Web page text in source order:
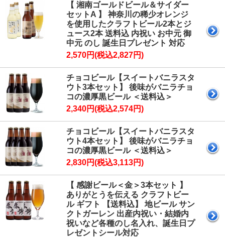
【 湘南ゴールドビール＆サイダー
セットA 】 神奈川の稀少オレンジ
を使用したクラフトビール2本とジ
ュース2本 送料込 内祝い お中元 御
中元 のし 誕生日プレゼント 対応
2,570円(税込2,827円)
チョコビール【スイートバニラスタ
ウト3本セット】 後味がバニラチョ
コの濃厚黒ビール ＜送料込＞
2,340円(税込2,574円)
チョコビール【スイートバニラスタ
ウト4本セット】 後味がバニラチョ
コの濃厚黒ビール ＜送料込＞
2,830円(税込3,113円)
【 感謝ビール＜金＞3本セット 】
ありがとうを伝える クラフトビー
ル ギフト 【送料込】 地ビール サン
クトガーレン 出産内祝い・結婚内
祝いなど各種のし名入れ、誕生日プ
レゼントシール対応